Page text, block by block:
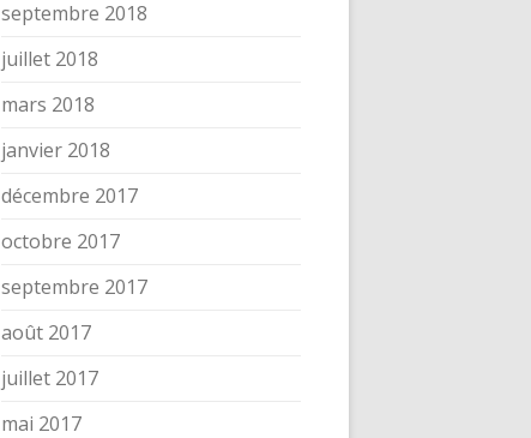
septembre 2018
juillet 2018
mars 2018
janvier 2018
décembre 2017
octobre 2017
septembre 2017
août 2017
juillet 2017
mai 2017